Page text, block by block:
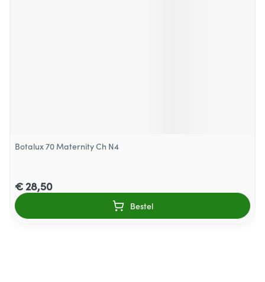
Botalux 70 Maternity Ch N4
€ 28,50
Bestel